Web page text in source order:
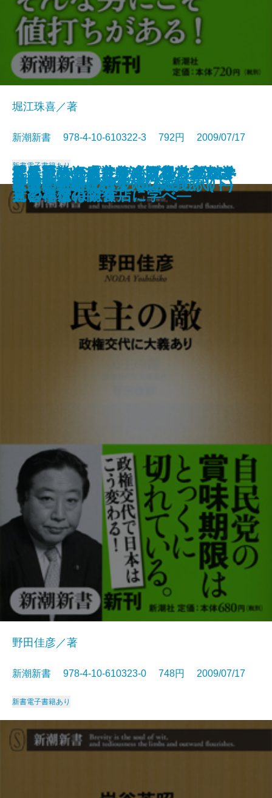
霞が関埋蔵金
政策論争のデタラメ
社長、その服装では説得力ゼロで
す
メディアとテロリズム
血の政治―青嵐会という物語―
センスのいい脳
腹八分の資本主義―日本の未来は
ここにある！―
徒然草inUSA―自滅するアメリカ
堕落する日本―
日本の治安
寝取られた男たち
堀江珠喜／著
新潮新書 978-4-10-610322-3 792円 2009/07/17
新書電子書籍あり
民主の敵―政権交代に大義あり―
野田佳彦／著
新潮新書 978-4-10-610323-0 748円 2009/07/17
新書電子書籍あり
松下幸之助は生きている
女子大生がヤバイ！
凡人起業―「カリスマ経営者」は
見習うな！―
教養としての歴史 日本の近代(下)
身内の犯行
イカの神経 ヒトの脳みそ
霊と金―スピリチュアル・ビジネ
スの構造―
「お通し」はなぜ必ず出るのか―
ビジネスは飲食店に学べ―
人は死ぬから生きられる―脳科学
者と禅僧の問答―